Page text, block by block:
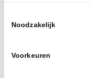
Noodzakelijk
Voorkeuren